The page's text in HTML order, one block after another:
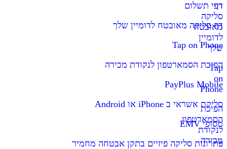
דף
סליקה
מאובטח
לדומיין
שלך
Tap
on
Phone
הפיכת
הסמארטפון
לנקודת
מכירה
דפי תשלום
דף סליקה מאובטח לדומיין שלך
Tap on Phone
הפיכת הסמארטפון לנקודת מכירה
PayPlus Mobile
סליקת אשראי ב iPhone או Android
מסופי EMV
פתרונות סליקה פיזיים בתקן אבטחה מחמיר